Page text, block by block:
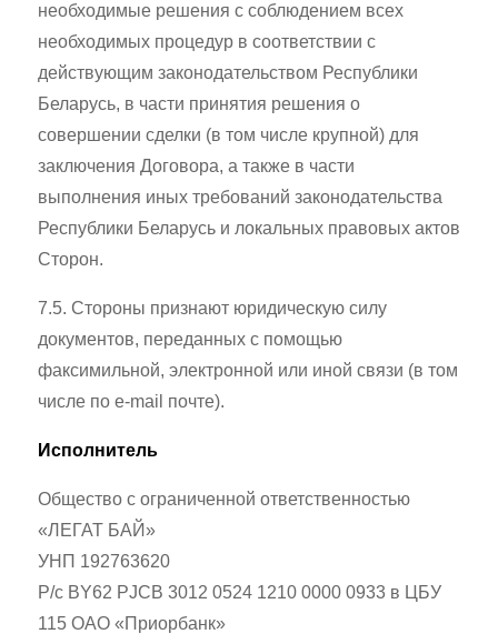
необходимые решения с соблюдением всех
необходимых процедур в соответствии с
действующим законодательством Республики
Беларусь, в части принятия решения о
совершении сделки (в том числе крупной) для
заключения Договора, а также в части
выполнения иных требований законодательства
Республики Беларусь и локальных правовых актов
Сторон.
7.5. Стороны признают юридическую силу
документов, переданных с помощью
факсимильной, электронной или иной связи (в том
числе по e-mail почте).
Исполнитель
Общество с ограниченной ответственностью
«ЛЕГАТ БАЙ»
УНП 192763620
Р/с BY62 PJCB 3012 0524 1210 0000 0933 в ЦБУ
115 ОАО «Приорбанк»